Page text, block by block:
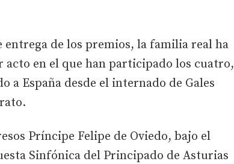
entrega de los premios, la familia real ha
en el que han participado los cuatro,
a España desde el internado de Gales
Príncipe Felipe de Oviedo, bajo el
Sinfónica del Principado de Asturias